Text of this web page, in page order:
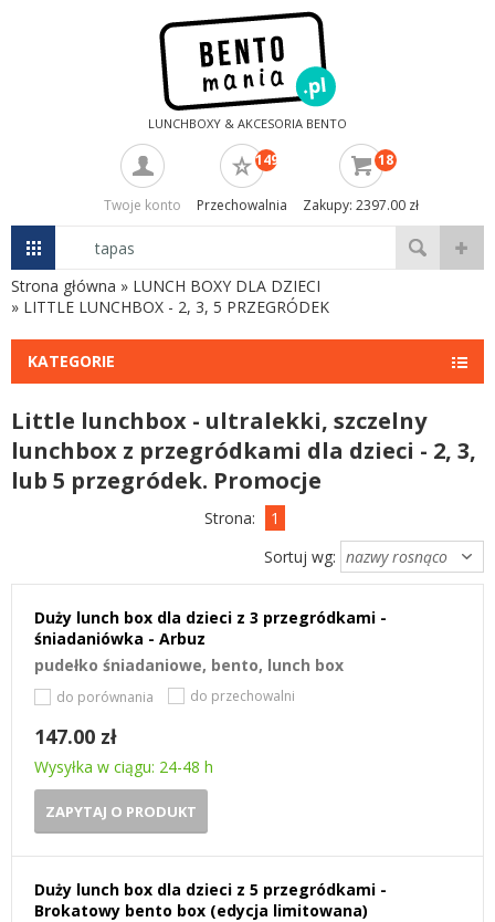
LUNCHBOXY & AKCESORIA BENTO
Twoje konto
149
Przechowalnia
18
Zakupy: 2397.00 zł
Strona główna » LUNCH BOXY DLA DZIECI
» LITTLE LUNCHBOX - 2, 3, 5 PRZEGRÓDEK
KATEGORIE
Little lunchbox - ultralekki, szczelny
lunchbox z przegródkami dla dzieci - 2, 3,
lub 5 przegródek. Promocje
Strona:
1
Sortuj wg:
Duży lunch box dla dzieci z 3 przegródkami -
śniadaniówka - Arbuz
pudełko śniadaniowe, bento, lunch box
do porównania do przechowalni
147.00 zł
Wysyłka w ciągu: 24-48 h
ZAPYTAJ O PRODUKT
Duży lunch box dla dzieci z 5 przegródkami -
Brokatowy bento box (edycja limitowana)